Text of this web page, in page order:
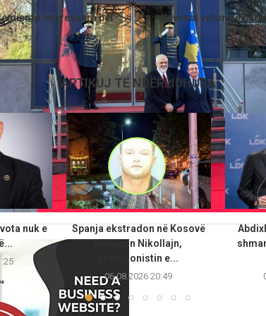
të interesuara për
Kuvendi voton në
ARTIKUJ TË NDËRLIDHURA
nuk e
Spanja ekstradon në Kosovë
Dukagjin Nikollajn,
protagonistin e...
06.08.2026 20:49